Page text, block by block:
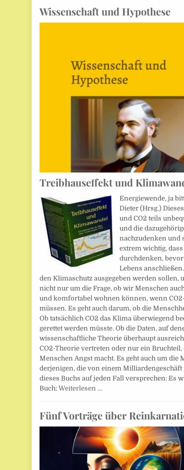
Wissenschaft und Hypothese
Treibhauseffekt und
Energiewende, ja
Dieter (Hrsg.)
und CO2 teils
und die
nachzudenken und
extrem wichtig,
durchdenken,
Lebens
den Klimaschutz ausgegeben werden sollen,
nicht nur um die Frage, ob wir Menschen
und komfortabel wohnen können, wenn
müssen. Es geht auch darum, ob die
Ob tatsächlich CO2 das Klima überwiegend
gerettet werden müsste. Ob die Daten, auf
wissenschaftliche Theorie überhaupt
CO2-Theorie vertreten oder nur ein
Menschen Angst macht. Es geht auch um
derjenigen, die von einem
dieses Buchs auf jeden Fall versprechen: Es
Buch:Weiterlesen …
Fünf Vorträge über